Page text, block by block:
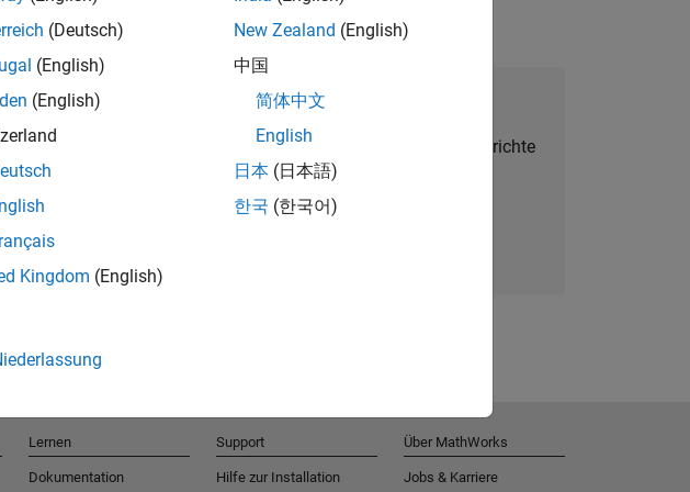
Talent Network beitreten
Erhalten Sie personalisierte Stellenangebote, Berichte
und Unternehmensneuigkeiten.
(Deutsch)
(English)
(English)
Kingdom (English)
New Zealand (English)
中国
简体中文
English
日本 (日本語)
한국 (한국어)
Lernen
Dokumentation
Support
Hilfe zur Installation
Über MathWorks
Jobs & Karriere